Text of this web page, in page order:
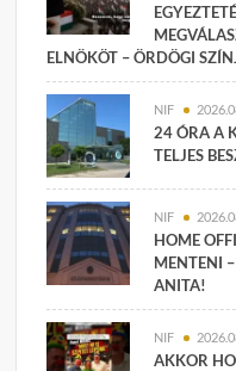
ELNÖKÖT – ÖRDÖGI
NIF
24 ÓRA A
TELJES
NIF
HOME
MENTENI
ANITA!
NIF
AKKOR